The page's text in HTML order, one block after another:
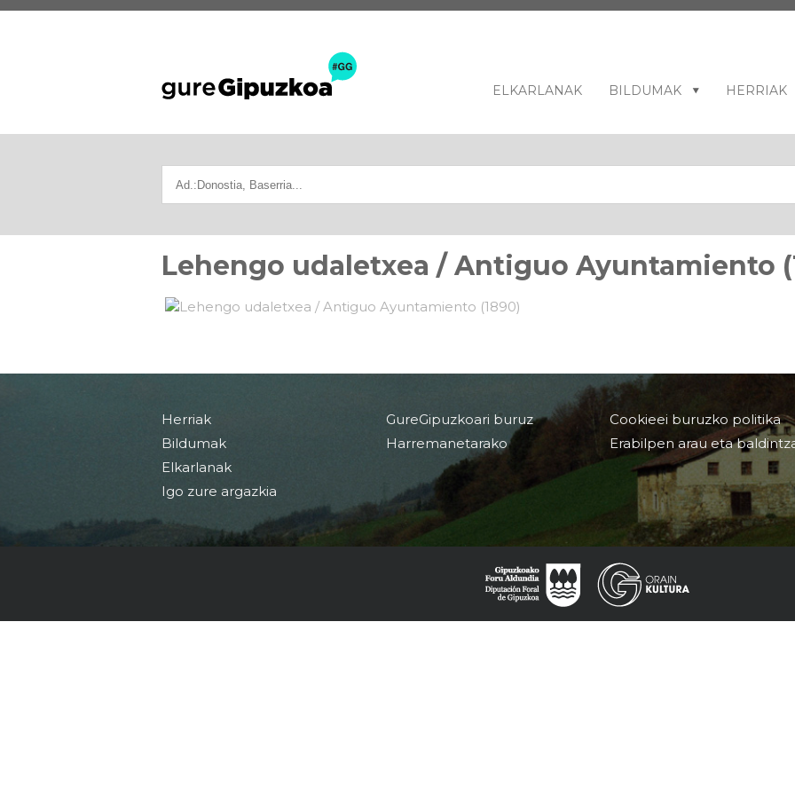
ELKARLANAK BILDUMAK HERRIAK
Lehengo udaletxea / Antiguo Ayuntamiento
Herriak
Bildumak
Elkarlanak
Igo zure argazkia
GureGipuzkoari buruz
Harremanetarako
Cookieei buruzko politika
Erabilpen arau eta